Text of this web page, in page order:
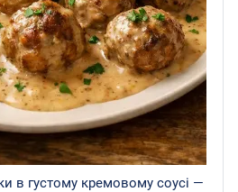
в густому кремовому соусі —